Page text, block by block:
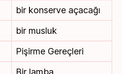
bir konserve açacağı
bir musluk
Pişirme Gereçleri
Bir lamba